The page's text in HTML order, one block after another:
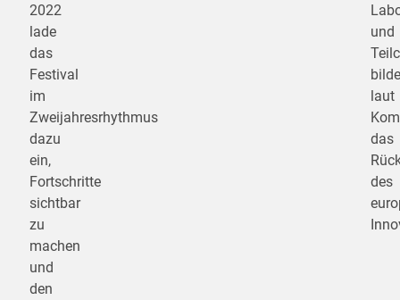
2022
lade
das
Festival
im
Zweijahresrhythmus
dazu
ein,
Fortschritte
sichtbar
zu
machen
und
den
und
laut
das
des